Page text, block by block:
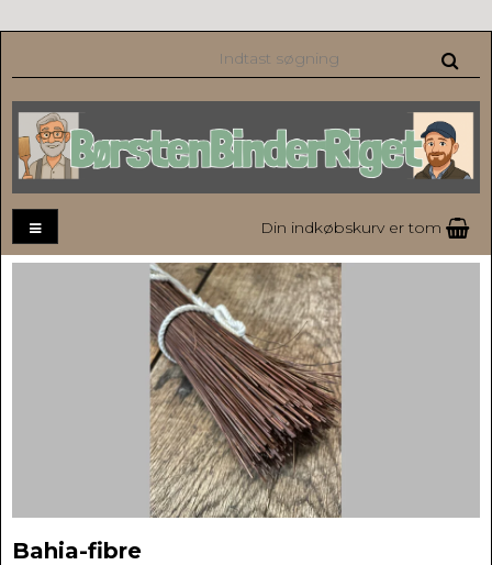
Din indkøbskurv er tom
Bahia-fibre